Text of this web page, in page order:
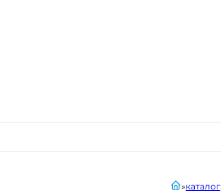
главнаякаталог